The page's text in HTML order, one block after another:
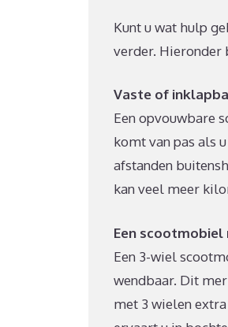
Kunt u wat hulp
verder. Hieronder
Vaste of
Een opvouwbare
komt van pas als
afstanden
kan veel meer
Een scootmobiel
Een 3-wiel
wendbaar. Dit
met 3 wielen